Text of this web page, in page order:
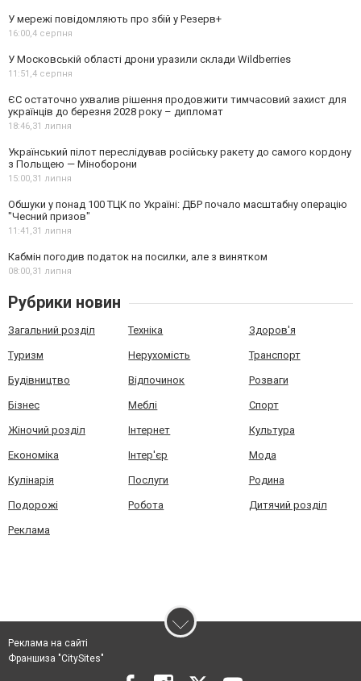
У мережі повідомляють про збій у Резерв+
16:00,4 серпня
У Московській області дрони уразили склади Wildberries
11:51,4 серпня
ЄС остаточно ухвалив рішення продовжити тимчасовий захист для
українців до березня 2028 року – дипломат
18:46,31 липня
Український пілот переслідував російську ракету до самого кордону
з Польщею — Міноборони
15:00,31 липня
Обшуки у понад 100 ТЦК по Україні: ДБР почало масштабну операцію
"Чесний призов"
11:41,31 липня
Кабмін погодив податок на посилки, але з винятком
08:00,31 липня
Рубрики новин
Загальний розділ Техніка Здоров'я
Туризм Нерухомість Транспорт
Будівництво Відпочинок Розваги
Бізнес Меблі Спорт
Жіночий розділ Інтернет Культура
Економіка Інтер'єр Мода
Кулінарія Послуги Родина
Подорожі Робота Дитячий розділ
Реклама
Реклама на сайті
Франшиза "CitySites"